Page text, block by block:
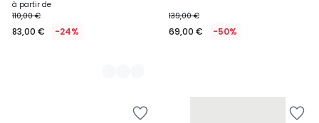
à partir de
110,00 €
83,00 € -24%
139,00 €
69,00 € -50%